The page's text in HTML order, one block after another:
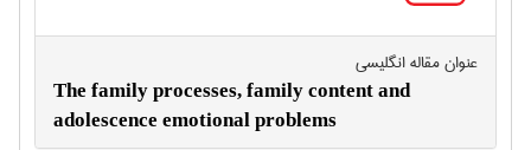
عنوان مقاله انگليسی
The family processes, family content and
adolescence emotional problems